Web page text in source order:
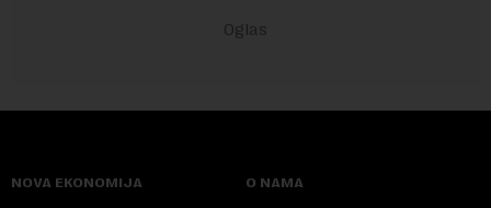
NOVA EKONOMIJA O NAMA